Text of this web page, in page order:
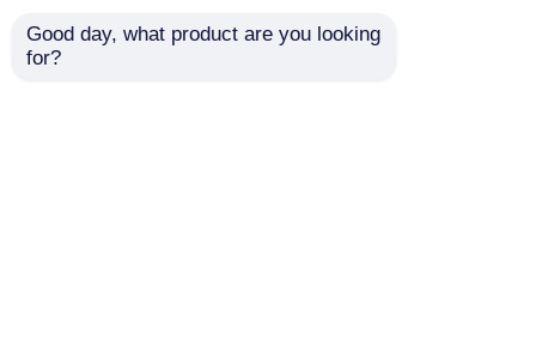
Good day, what product are you looking
for?